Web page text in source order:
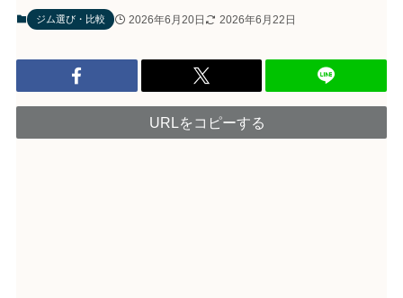
ジム選び・比較 2026年6月20日 2026年6月22日
URLをコピーする